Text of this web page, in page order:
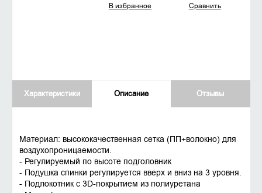
В избранное Сравнить
Характеристики Описание Отзывы
Материал: высококачественная сетка (ПП+волокно) для
воздухопроницаемости.
- Регулируемый по высоте подголовник
- Подушка спинки регулируется вверх и вниз на 3 уровня.
- Подлокотник с 3D-покрытием из полиуретана